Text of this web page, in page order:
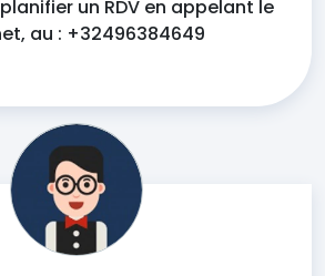
un RDV en appelant le
au : +32496384649